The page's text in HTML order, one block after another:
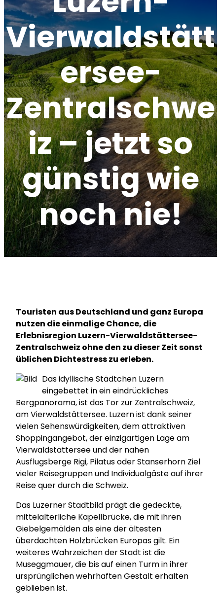
Vierwaldstätt
ersee-
Zentralschwe
iz – jetzt so
günstig wie
noch nie!
Touristen aus Deutschland und ganz Europa
nutzen die einmalige Chance, die
Erlebnisregion Luzern-Vierwaldstättersee-
Zentralschweiz ohne den zu dieser Zeit sonst
üblichen Dichtestress zu erleben.
Das idyllische Städtchen Luzern
eingebettet in ein eindrückliches
Bergpanorama, ist das Tor zur Zentralschweiz,
am Vierwaldstättersee. Luzern ist dank seiner
vielen Sehenswürdigkeiten, dem attraktiven
Shoppingangebot, der einzigartigen Lage am
Vierwaldstättersee und der nahen
Ausflugsberge Rigi, Pilatus oder Stanserhorn Ziel
vieler Reisegruppen und Individualgäste auf ihrer
Reise quer durch die Schweiz.
Das Luzerner Stadtbild prägt die gedeckte,
mittelalterliche Kapellbrücke, die mit ihren
Giebelgemälden als eine der ältesten
überdachten Holzbrücken Europas gilt. Ein
weiteres Wahrzeichen der Stadt ist die
Museggmauer, die bis auf einen Turm in ihrer
ursprünglichen wehrhaften Gestalt erhalten
geblieben ist.